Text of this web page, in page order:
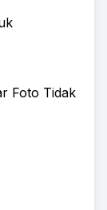
Foto Tidak